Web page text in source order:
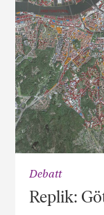
Debatt
Replik: